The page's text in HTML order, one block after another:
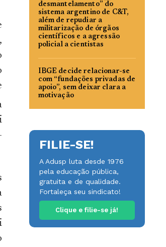
desmantelamento” do
sistema argentino de C&T,
além de repudiar a
militarização de órgãos
científicos e a agressão
policial a cientistas
IBGE decide relacionar-se
com “fundações privadas de
apoio”, sem deixar clara a
motivação
FILIE-SE!
A Adusp luta desde 1976
pela educação pública,
gratuita e de qualidade.
Fortaleça seu sindicato!
Clique e filie-se já!